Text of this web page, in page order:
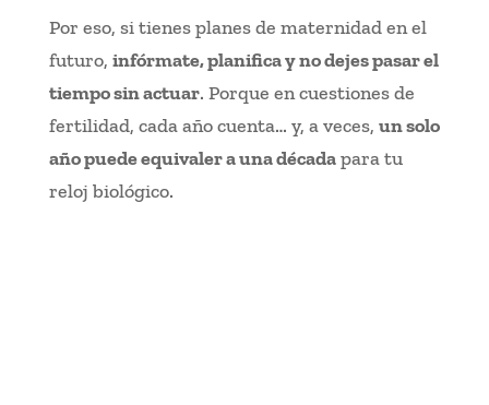
Por eso, si tienes planes de maternidad en el
futuro, infórmate, planifica y no dejes pasar el
tiempo sin actuar. Porque en cuestiones de
fertilidad, cada año cuenta… y, a veces, un solo
año puede equivaler a una décadapara tu
reloj biológico.